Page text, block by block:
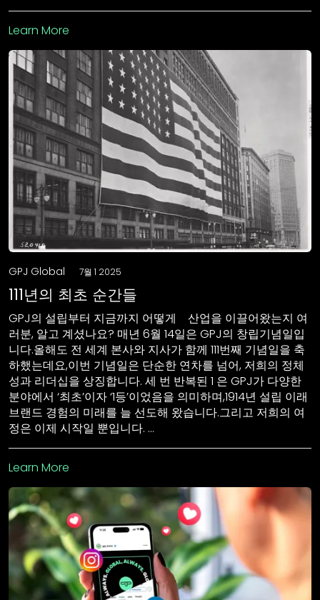
Learn More
GPJ Global 7월 1 2025
111년의 최초 순간들
GPJ의 설립부터 지금까지 어떻게 산업을 이끌어왔는지 여
러분, 알고 계셨나요? 매년 6월 14일은 GPJ의 창립기념일입
니다.올해도 전 세계 본사와 지사가 함께 111번째 기념일을 축
하했는데요,이번 기념일은 단순한 연차를 넘어, 저희의 정체
성과 리더십을 상징합니다. 세 번 반복된 1 은 GPJ가 다양한
분야에서 ‘최초’이자 ‘1등’이었음을 의미하며,1914년 설립 이래
브랜드 경험의 미래를 늘 선도해 왔습니다.그리고 저희의 여
정은 이제 시작일 뿐입니다. …
Learn More